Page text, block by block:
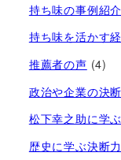
持ち味の事例紹介
持ち味を活かす
推薦者の声 (4)
政治や企業の決
松下幸之助に学
歴史に学ぶ決断力